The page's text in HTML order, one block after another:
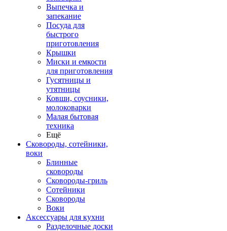
Выпечка и
запекание
Посуда для
быстрого
приготовления
Крышки
Миски и емкости
для приготовления
Гусятницы и
утятницы
Ковши, соусники,
молоковарки
Малая бытовая
техника
Ещё
Сковороды, сотейники,
воки
Блинные
сковороды
Сковороды-гриль
Сотейники
Сковороды
Воки
Аксессуары для кухни
Разделочные доски